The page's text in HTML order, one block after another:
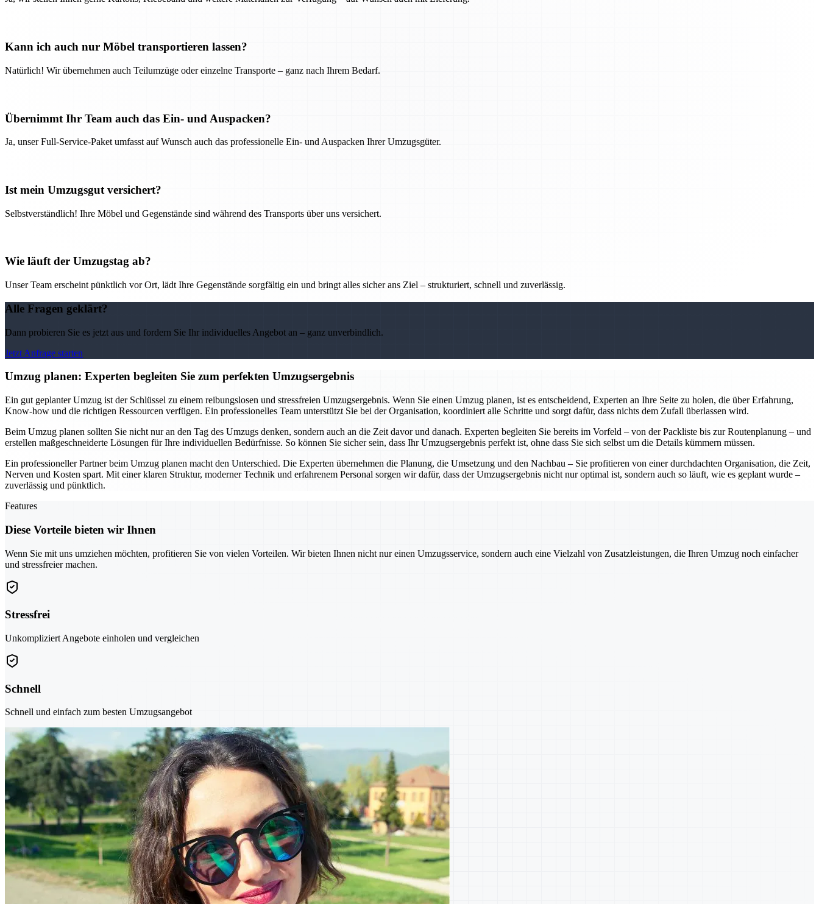
Kann ich auch nur Möbel transportieren lassen?
Natürlich! Wir übernehmen auch Teilumzüge oder einzelne Transporte – ganz nach Ihrem Bedarf.
Übernimmt Ihr Team auch das Ein- und Auspacken?
Ja, unser Full-Service-Paket umfasst auf Wunsch auch das professionelle Ein- und Auspacken Ihrer Umzugsgüter.
Ist mein Umzugsgut versichert?
Selbstverständlich! Ihre Möbel und Gegenstände sind während des Transports über uns versichert.
Wie läuft der Umzugstag ab?
Unser Team erscheint pünktlich vor Ort, lädt Ihre Gegenstände sorgfältig ein und bringt alles sicher ans Ziel – strukturiert, schnell und zuverlässig.
Alle Fragen geklärt?
Dann probieren Sie es jetzt aus und fordern Sie Ihr individuelles Angebot an – ganz unverbindlich.
Jetzt Anfrage starten
Umzug planen: Experten begleiten Sie zum perfekten Umzugsergebnis
Ein gut geplanter Umzug ist der Schlüssel zu einem reibungslosen und stressfreien Umzugsergebnis. Wenn Sie einen Umzug planen, ist es entscheidend, Experten an Ihre Seite zu holen, die über Erfahrung,
Know-how und die richtigen Ressourcen verfügen. Ein professionelles Team unterstützt Sie bei der Organisation, koordiniert alle Schritte und sorgt dafür, dass nichts dem Zufall überlassen wird.
Beim Umzug planen sollten Sie nicht nur an den Tag des Umzugs denken, sondern auch an die Zeit davor und danach. Experten begleiten Sie bereits im Vorfeld – von der Packliste bis zur Routenplanung – und
erstellen maßgeschneiderte Lösungen für Ihre individuellen Bedürfnisse. So können Sie sicher sein, dass Ihr Umzugsergebnis perfekt ist, ohne dass Sie sich selbst um die Details kümmern müssen.
Ein professioneller Partner beim Umzug planen macht den Unterschied. Die Experten übernehmen die Planung, die Umsetzung und den Nachbau – Sie profitieren von einer durchdachten Organisation, die Zeit,
Nerven und Kosten spart. Mit einer klaren Struktur, moderner Technik und erfahrenem Personal sorgen wir dafür, dass der Umzugsergebnis nicht nur optimal ist, sondern auch so läuft, wie es geplant wurde –
zuverlässig und pünktlich.
Features
Diese Vorteile bieten wir Ihnen
Wenn Sie mit uns umziehen möchten, profitieren Sie von vielen Vorteilen. Wir bieten Ihnen nicht nur einen Umzugsservice, sondern auch eine Vielzahl von Zusatzleistungen, die Ihren Umzug noch einfacher
und stressfreier machen.
Stressfrei
Unkompliziert Angebote einholen und vergleichen
Schnell
Schnell und einfach zum besten Umzugsangebot